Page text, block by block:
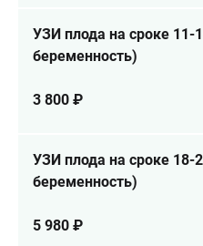
УЗИ плода на сроке 11-
беременность)
3 800 ₽
УЗИ плода на сроке 18-
беременность)
5 980 ₽